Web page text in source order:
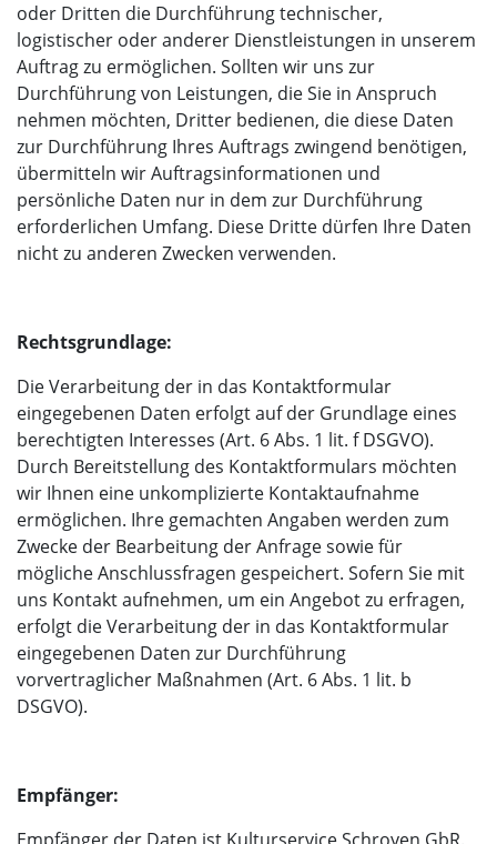
oder Dritten die Durchführung technischer,
logistischer oder anderer Dienstleistungen in unserem
Auftrag zu ermöglichen. Sollten wir uns zur
Durchführung von Leistungen, die Sie in Anspruch
nehmen möchten, Dritter bedienen, die diese Daten
zur Durchführung Ihres Auftrags zwingend benötigen,
übermitteln wir Auftragsinformationen und
persönliche Daten nur in dem zur Durchführung
erforderlichen Umfang. Diese Dritte dürfen Ihre Daten
nicht zu anderen Zwecken verwenden.
Rechtsgrundlage:
Die Verarbeitung der in das Kontaktformular
eingegebenen Daten erfolgt auf der Grundlage eines
berechtigten Interesses (Art. 6 Abs. 1 lit. f DSGVO).
Durch Bereitstellung des Kontaktformulars möchten
wir Ihnen eine unkomplizierte Kontaktaufnahme
ermöglichen. Ihre gemachten Angaben werden zum
Zwecke der Bearbeitung der Anfrage sowie für
mögliche Anschlussfragen gespeichert. Sofern Sie mit
uns Kontakt aufnehmen, um ein Angebot zu erfragen,
erfolgt die Verarbeitung der in das Kontaktformular
eingegebenen Daten zur Durchführung
vorvertraglicher Maßnahmen (Art. 6 Abs. 1 lit. b
DSGVO).
Empfänger: